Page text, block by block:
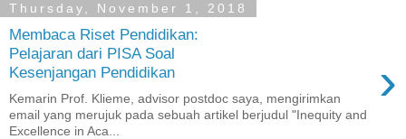
Thursday, November 1, 2018
Membaca Riset Pendidikan:
Pelajaran dari PISA Soal
Kesenjangan Pendidikan
›
Kemarin Prof. Klieme, advisor postdoc saya, mengirimkan
email yang merujuk pada sebuah artikel berjudul "Inequity and
Excellence in Aca...